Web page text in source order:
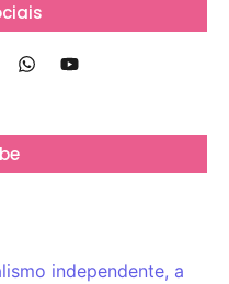
independente, a